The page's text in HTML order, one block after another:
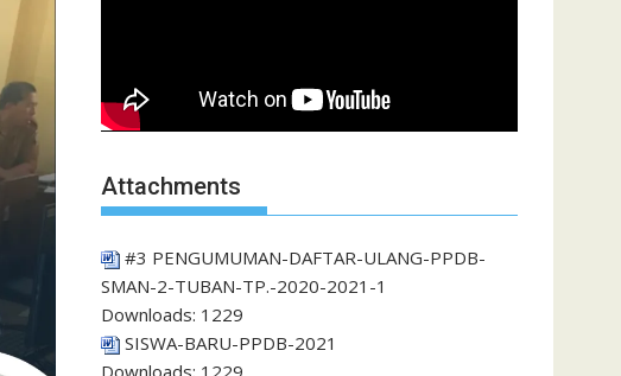
Attachments
#3 PENGUMUMAN-DAFTAR-ULANG-PPDB-
SMAN-2-TUBAN-TP.-2020-2021-1
Downloads: 1229
SISWA-BARU-PPDB-2021
Downloads: 1229